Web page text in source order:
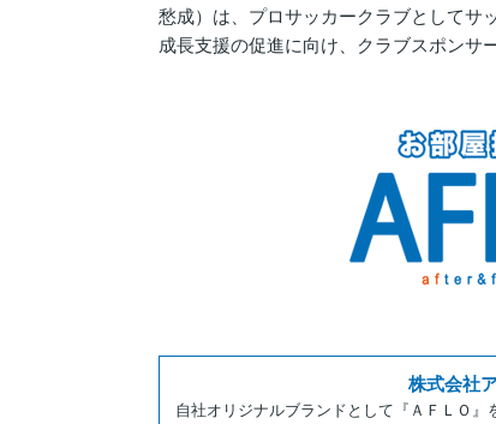
愁成）は、プロサッカークラブとしてサ
成長支援の促進に向け、クラブスポンサ
株式会社
自社オリジナルブランドとして『ＡＦＬＯ』